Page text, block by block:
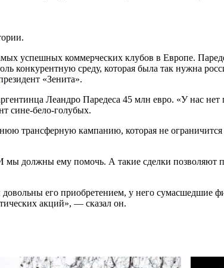
успешных коммерческих клубов в Европе.
конкурентную среду, которая была так нужна
«Зенита».
Леандро Паредеса 45 млн евро. «У нас нет
сине-бело-голубых.
трансферную кампанию, которая не
должны ему помочь. А такие сделки позволяют
его приобретением, у него сумасшедшие
акций», — сказал он.